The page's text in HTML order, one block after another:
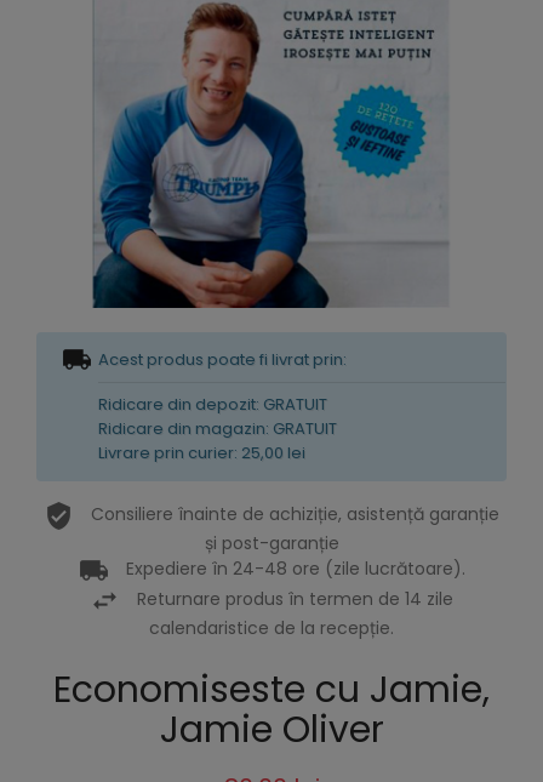
Acest produs poate fi livrat prin:
Ridicare din depozit: GRATUIT
Ridicare din magazin: GRATUIT
Livrare prin curier: 25,00 lei
Consiliere înainte de achiziție, asistență garanție
și post-garanție
Expediere în 24-48 ore (zile lucrătoare).
Returnare produs în termen de 14 zile
calendaristice de la recepție.
Economiseste cu Jamie,
Jamie Oliver